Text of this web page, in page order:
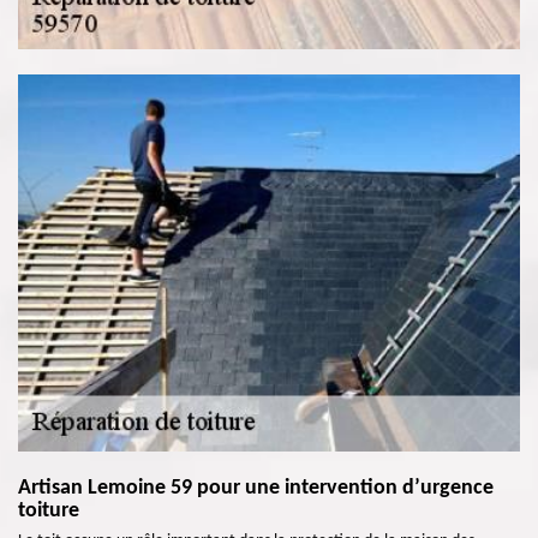
Artisan Lemoine 59 pour une intervention d’urgence
toiture